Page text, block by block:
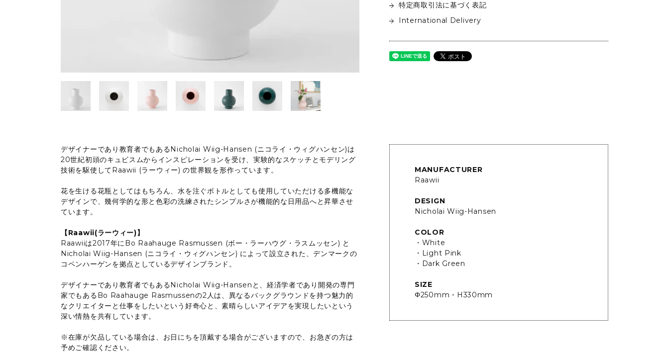
特定商取引法に基づく表記
International Delivery
MANUFACTURER
Raawii
DESIGN
Nicholai Wiig-Hansen
COLOR
・White
・Light Pink
・Dark Green
SIZE
Φ250mm・H330mm
デザイナーであり教育者でもあるNicholai Wiig-Hansen (ニコライ・ウィグハンセン)は
20世紀初頭のキュビスムからインスピレーションを受け、実験的なスケッチとモデリング
技術を駆使してRaawii (ラーウィー) の世界観を形作っています。
花を生ける花瓶としてはもちろん、水を注ぐボトルとしても使用していただける多機能な
デザインで、幾何学的な形と色彩の洗練されたシンプルさが機能的な日用品へと昇華させ
ています。
【Raawii(ラーウィー)】
Raawiiは2017年にBo Raahauge Rasmussen (ボー・ラーハウグ・ラスムッセン) と
Nicholai Wiig-Hansen (ニコライ・ウィグハンセン) によって設立された、デンマークの
コペンハーゲンを拠点としているデザインブランド。
デザイナーであり教育者でもあるNicholai Wiig-Hansenと、経済学者であり開発の専門
家でもあるBo Raahauge Rasmussenの2人は、異なるバックグラウンドを持つ魅力的
なクリエイターと仕事をしたいという好奇心と、素晴らしいアイデアを実現したいという
深い情熱を共有しています。
※在庫が欠品している場合は、お日にちを頂戴する場合がございますので、お急ぎの方は
予めご確認ください。